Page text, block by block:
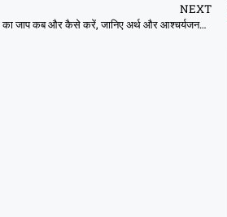
NEXT
Gayatri Mantra : गायत्री मंत्र का जाप कब और कैसे करें, जानिए अर्थ और आश्चर्यजनक फायदे